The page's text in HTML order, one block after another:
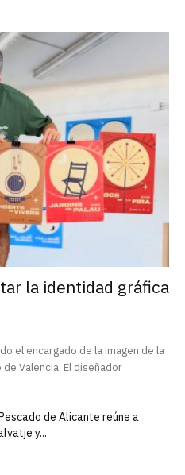
la identidad gráfica
el encargado de la imagen de la
Valencia. El diseñador
de Alicante reúne a
y...